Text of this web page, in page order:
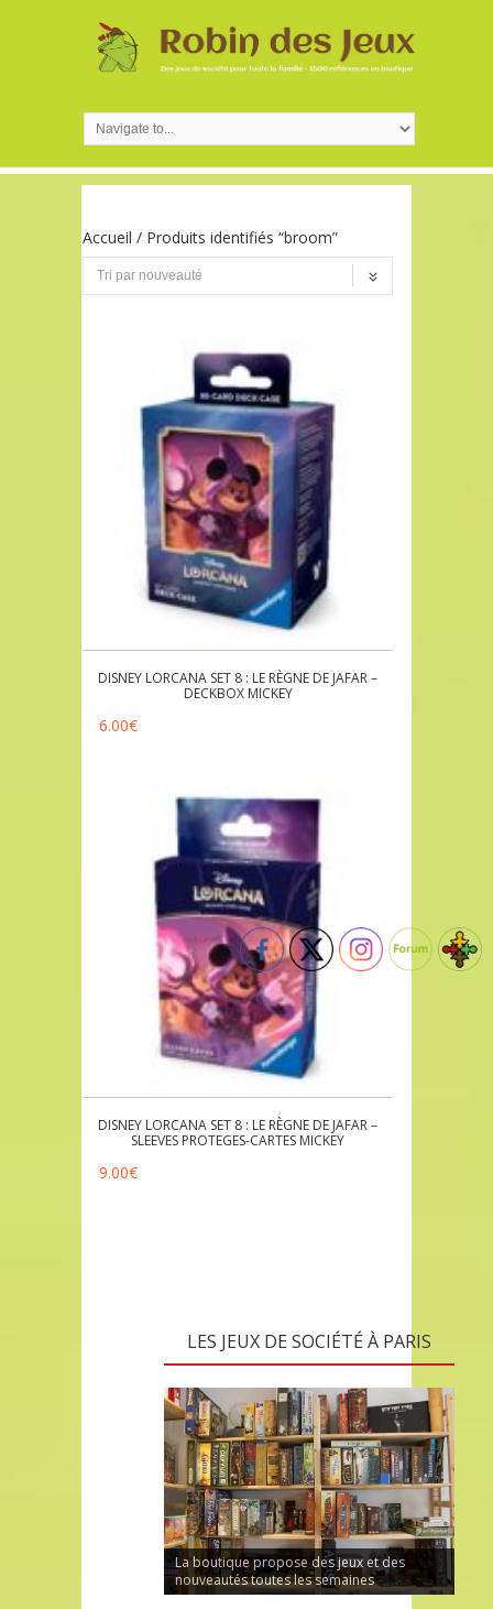
Accueil / Produits identifiés “broom”
DISNEY LORCANA SET 8 : LE RÈGNE DE JAFAR –
DECKBOX MICKEY
6.00€
DISNEY LORCANA SET 8 : LE RÈGNE DE JAFAR –
SLEEVES PROTEGES-CARTES MICKEY
9.00€
LES JEUX DE SOCIÉTÉ À PARIS
La boutique propose des jeux et des
nouveautés toutes les semaines